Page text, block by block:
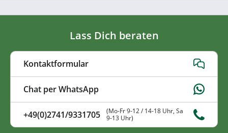
Lass Dich beraten
Kontaktformular
Chat per WhatsApp
+49(0)2741/9331705
(Mo-Fr 9-12 / 14-18 Uhr, Sa
9-13 Uhr)